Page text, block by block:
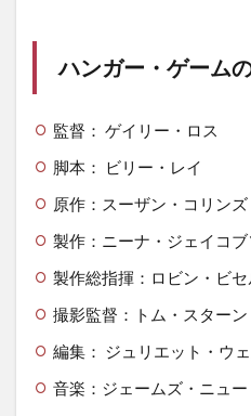
ハンガー・ゲーム
監督： ゲイリー・ロス
脚本： ビリー・レイ
原作：スーザン・コリンズ
製作：ニーナ・ジェイコブ
製作総指揮：ロビン・ビセ
撮影監督：トム・スターン
編集： ジュリエット・ウ
音楽：ジェームズ・ニュ